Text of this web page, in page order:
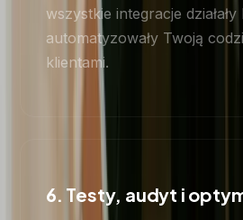
wszystkie integracje działały
automatyzowały Twoją
klientami.
6. Testy, audyt i